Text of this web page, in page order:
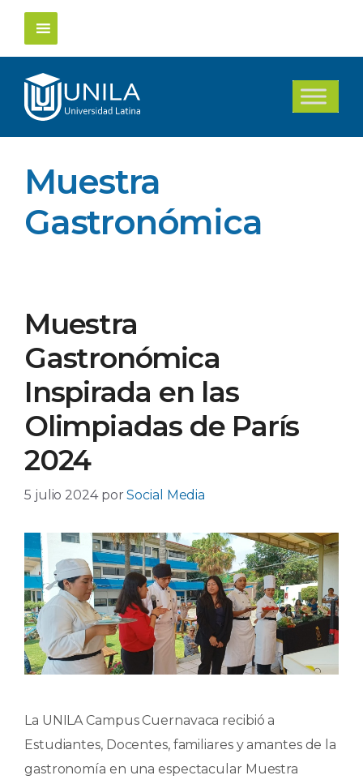
Saltar
contenido
Muestra
Gastronómica
Muestra
Gastronómica
Inspirada en las
Olimpiadas de París
2024
5 julio 2024 porSocial Media
La UNILA Campus Cuernavaca recibió a
Estudiantes, Docentes, familiares y amantes de la
gastronomía en una espectacular Muestra